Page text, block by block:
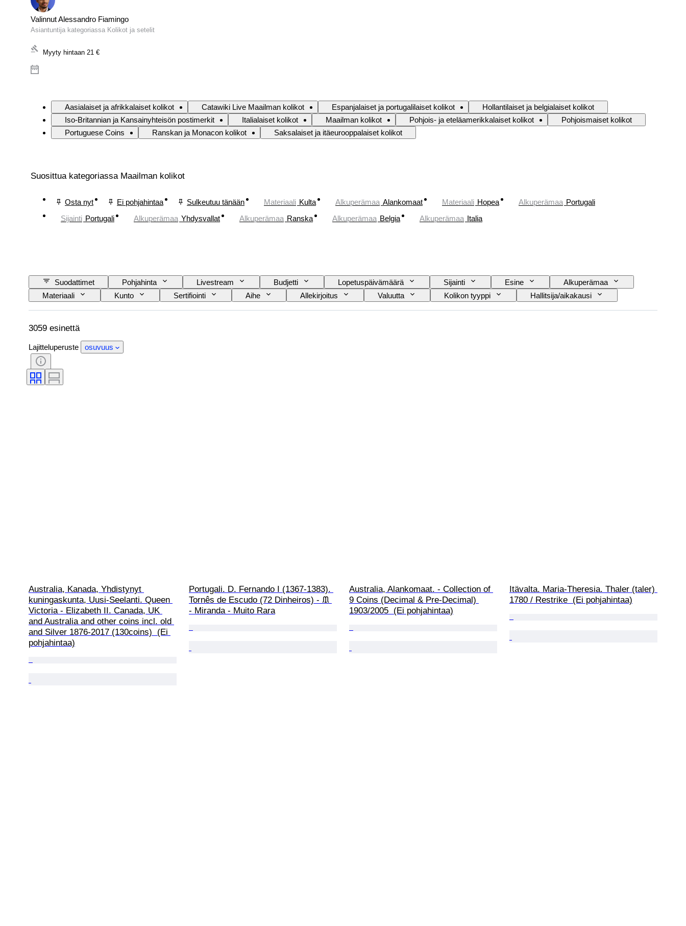
Valinnut Alessandro Fiamingo
Asiantuntija kategoriassa Kolikot ja setelit
Myyty hintaan 21 €
Aasialaiset ja afrikkalaiset kolikot Catawiki Live Maailman kolikot Espanjalaiset ja portugalilaiset kolikot
Hollantilaiset ja belgialaiset kolikot
Iso-Britannian ja Kansainyhteisön postimerkit
Italialaiset kolikot Maailman kolikot Pohjois- ja eteläamerikkalaiset kolikot
Pohjoismaiset kolikot
Portuguese Coins
Ranskan ja Monacon kolikot Saksalaiset ja itäeurooppalaiset kolikot
Suosittua kategoriassa Maailman kolikot
Osta nyt Ei pohjahintaa Sulkeutuu tänään Materiaali Kulta Alkuperämaa Alankomaat Materiaali Hopea Alkuperämaa Portugali
Sijainti Portugali Alkuperämaa Yhdysvallat Alkuperämaa Ranska Alkuperämaa Belgia Alkuperämaa Italia
Suodattimet Pohjahinta Livestream Budjetti Lopetuspäivämäärä Sijainti Esine
Alkuperämaa
Materiaali
Kunto Sertifiointi Aihe Allekirjoitus Valuutta Kolikon tyyppi
Hallitsija/aikakausi
Aikakausi
Taiteilija
3059 esinettä
Lajitteluperuste osuvuus
Australia, Kanada, Yhdistynyt
kuningaskunta, Uusi-Seelanti. Queen
Victoria - Elizabeth II. Canada, UK
and Australia and other coins incl. old
and Silver 1876-2017 (130coins)  (Ei
pohjahintaa)
Portugali. D. Fernando I (1367-1383).
Tornês de Escudo (72 Dinheiros) - ᙢ
- Miranda - Muito Rara
Australia, Alankomaat. - Collection of
9 Coins (Decimal & Pre-Decimal)
1903/2005  (Ei pohjahintaa)
Itävalta. Maria-Theresia. Thaler (taler)
1780 / Restrike  (Ei pohjahintaa)